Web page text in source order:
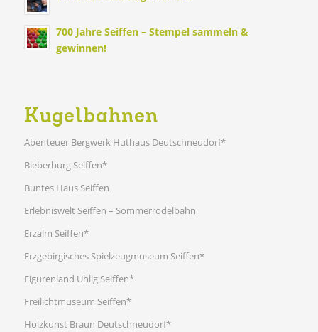
700 Jahre Seiffen – Stempel sammeln &
gewinnen!
Kugelbahnen
Abenteuer Bergwerk Huthaus Deutschneudorf*
Bieberburg Seiffen*
Buntes Haus Seiffen
Erlebniswelt Seiffen – Sommerrodelbahn
Erzalm Seiffen*
Erzgebirgisches Spielzeugmuseum Seiffen*
Figurenland Uhlig Seiffen*
Freilichtmuseum Seiffen*
Holzkunst Braun Deutschneudorf*